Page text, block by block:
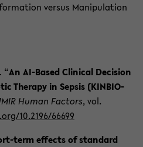
ver­sus Ma­ni­pu­la­ti­on
“An AI-​Based Cli­ni­cal De­cis­i­on
The­ra­py in Sep­sis (KIN­BIO­
Human Fac­tors, vol.
10.2196/66699
​term ef­fects of stan­dard